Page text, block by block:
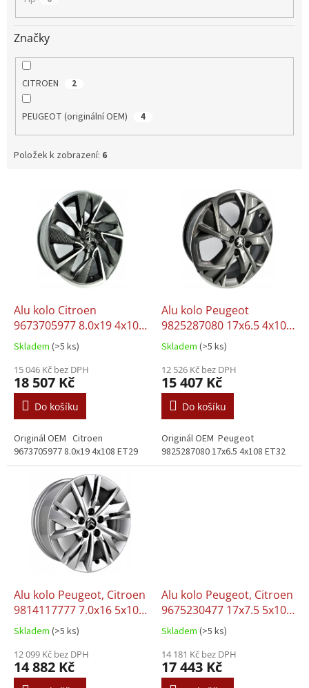
Značky
CITROEN 2
PEUGEOT (originální OEM) 4
Položek k zobrazení: 6
d
u
Alu kolo Citroen
9673705977 8.0x19 4x108
ET29
Skladem (>5 ks)
15 046 Kč bez DPH
18 507 Kč
Do košíku
Originál OEM Citroen
9673705977 8.0x19 4x108 ET29
Alu kolo Peugeot
9825287080 17x6.5 4x108
ET32
Skladem (>5 ks)
12 526 Kč bez DPH
15 407 Kč
Do košíku
Originál OEM Peugeot
9825287080 17x6.5 4x108 ET32
Alu kolo Peugeot, Citroen
9814117777 7.0x16 5x108
ET40
Skladem (>5 ks)
12 099 Kč bez DPH
14 882 Kč
Alu kolo Peugeot, Citroen
9675230477 17x7.5 5x108
ET47
Skladem (>5 ks)
14 181 Kč bez DPH
17 443 Kč